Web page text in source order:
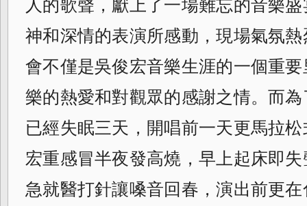
神和深情的表演所感動，現場氣氛
會不僅是吳俊宏音樂生涯的一個重
樂的熱愛和對觀眾的感謝之情。而
已經失眠三天，開唱前一天更馬拉
宏重感冒半夜發高燒，早上起床即
急就醫打針讓嗓音回春，演出前更